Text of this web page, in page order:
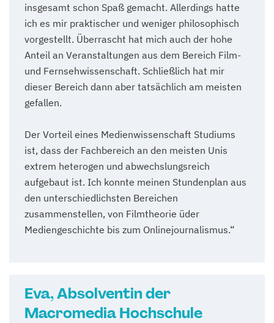
insgesamt schon Spaß gemacht. Allerdings hatte
ich es mir praktischer und weniger philosophisch
vorgestellt. Überrascht hat mich auch der hohe
Anteil an Veranstaltungen aus dem Bereich Film-
und Fernsehwissenschaft. Schließlich hat mir
dieser Bereich dann aber tatsächlich am meisten
gefallen.
Der Vorteil eines Medienwissenschaft Studiums
ist, dass der Fachbereich an den meisten Unis
extrem heterogen und abwechslungsreich
aufgebaut ist. Ich konnte meinen Stundenplan aus
den unterschiedlichsten Bereichen
zusammenstellen, von Filmtheorie üder
Mediengeschichte bis zum Onlinejournalismus.“
Eva, Absolventin der
Macromedia Hochschule